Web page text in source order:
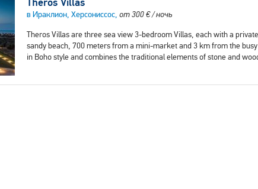
в Ираклион, Херсониссос, от300€/ ночь
Theros Villas are three sea view 3-bedroom Villas, each with a
sandy beach, 700 meters from a mini-market and 3 km from the
in Boho style and combines the traditional elements of stone and